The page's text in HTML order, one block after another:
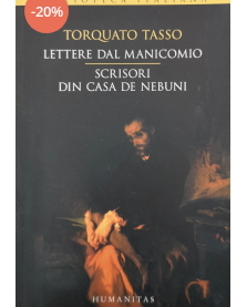
-20%